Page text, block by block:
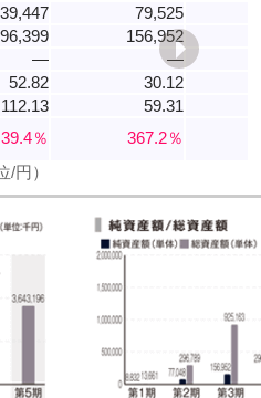
79,525
156,952
―
―
52.82 30.12
112.13 59.31
39.4％
367.2％
円）